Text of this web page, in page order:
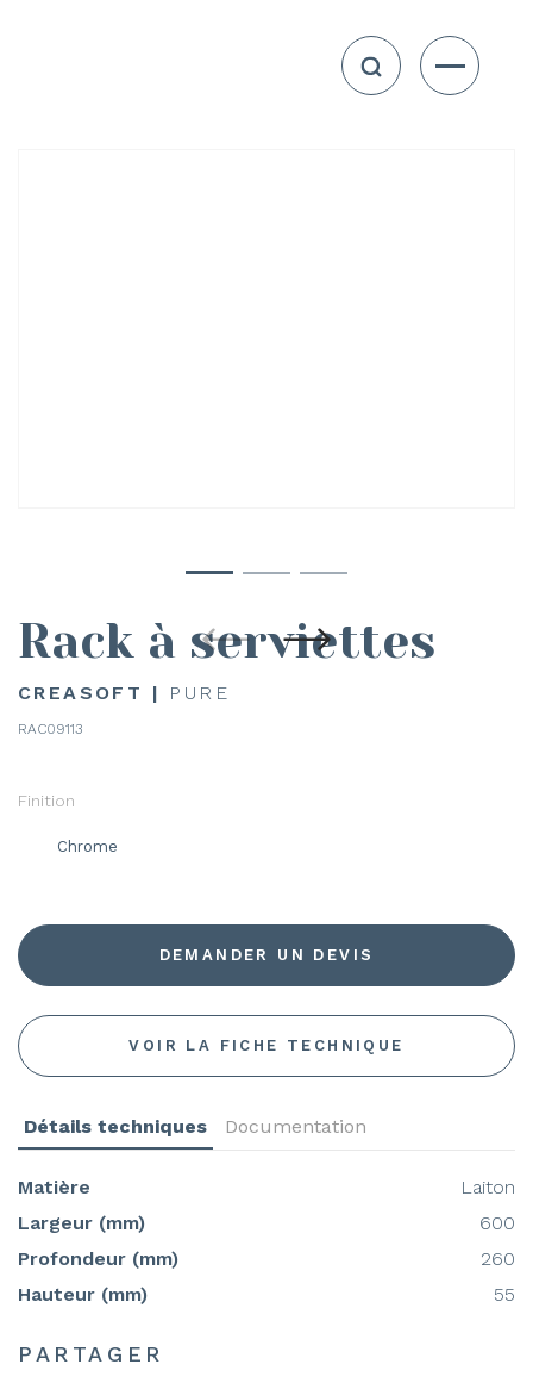
Rack à serviettes
CREASOFT | PURE
RAC09113
Finition
Chrome
DEMANDER UN DEVIS
VOIR LA FICHE TECHNIQUE
Détails techniques Documentation
Matière
Laiton
Largeur (mm)
600
Profondeur (mm)
260
Hauteur (mm)
55
PARTAGER